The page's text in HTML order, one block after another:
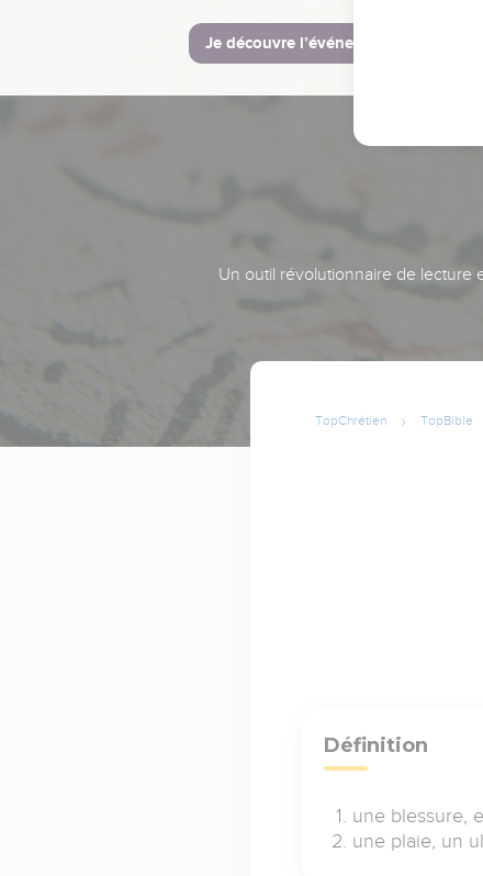
Je découvre l’événement
Un outil révolutionnaire de lecture
TopChrétien TopBible
Définition
une blessure,
une plaie, un